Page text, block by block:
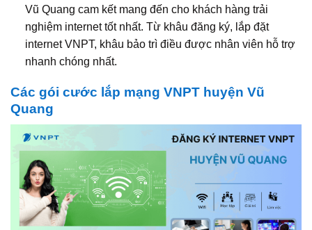
Vũ Quang cam kết mang đến cho khách hàng trải
nghiệm internet tốt nhất. Từ khâu đăng ký, lắp đặt
internet VNPT, khâu bảo trì điều được nhân viên hỗ trợ
nhanh chóng nhất.
Các gói cước lắp mạng VNPT huyện Vũ
Quang